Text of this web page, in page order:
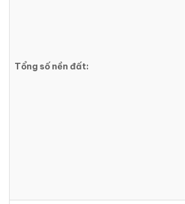
Tổng số nền đất: